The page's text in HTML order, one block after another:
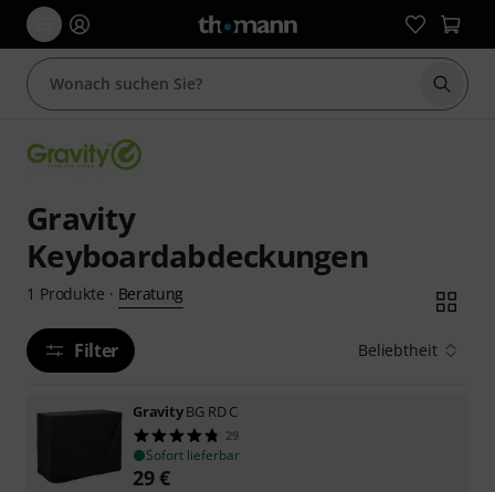
Suche
Gravity
Keyboardabdeckungen
1 Produkte · Beratung
Filter Beliebtheit
GravityBG RD C
29
Sofort lieferbar
29€